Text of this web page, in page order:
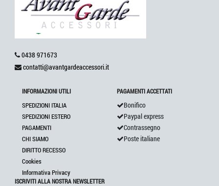
0438 971673
contatti@avantgardeaccessori.it
INFORMAZIONI UTILI
SPEDIZIONI ITALIA
SPEDIZIONI ESTERO
PAGAMENTI
CHI SIAMO
DIRITTO RECESSO
Cookies
Informativa Privacy
PAGAMENTI ACCETTATI
Bonifico
Paypal express
Contrassegno
Poste italiane
ISCRIVITI ALLA NOSTRA NEWSLETTER